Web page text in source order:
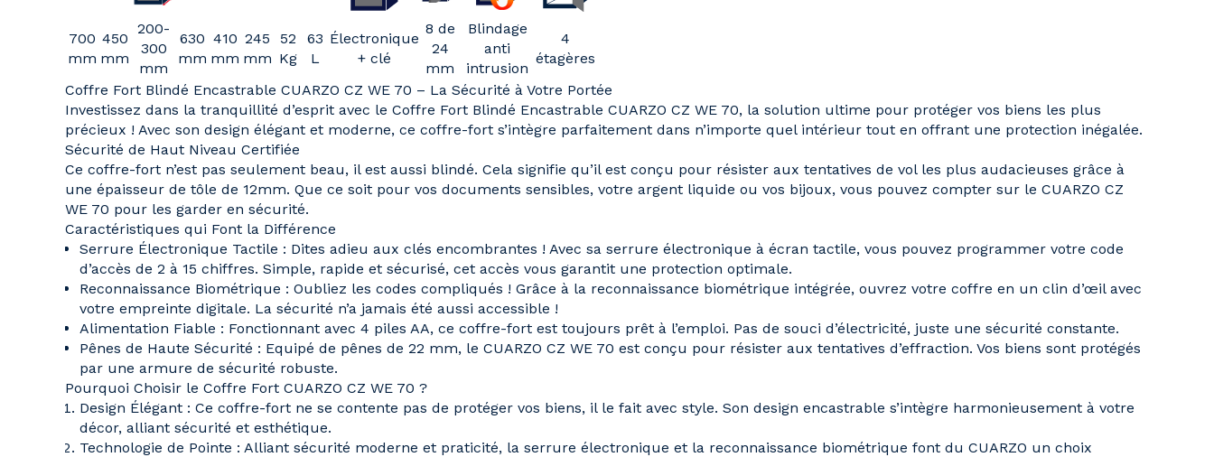
700
mm
450
mm
200-
300
mm
630
mm
410
mm
245
mm
52
Kg
63
L
Électronique
+ clé
8 de
24
mm
Blindage
anti
intrusion
4
étagères
Coffre Fort Blindé Encastrable CUARZO CZ WE 70 – La Sécurité à Votre Portée
Investissez dans la tranquillité d’esprit avec le Coffre Fort Blindé Encastrable CUARZO CZ WE 70, la solution ultime pour protéger vos biens les plus
précieux ! Avec son design élégant et moderne, ce coffre-fort s’intègre parfaitement dans n’importe quel intérieur tout en offrant une protection inégalée.
Sécurité de Haut Niveau Certifiée
Ce coffre-fort n’est pas seulement beau, il est aussi blindé. Cela signifie qu’il est conçu pour résister aux tentatives de vol les plus audacieuses grâce à
une épaisseur de tôle de 12mm. Que ce soit pour vos documents sensibles, votre argent liquide ou vos bijoux, vous pouvez compter sur le CUARZO CZ
WE 70 pour les garder en sécurité.
Caractéristiques qui Font la Différence
Serrure Électronique Tactile : Dites adieu aux clés encombrantes ! Avec sa serrure électronique à écran tactile, vous pouvez programmer votre code
d’accès de 2 à 15 chiffres. Simple, rapide et sécurisé, cet accès vous garantit une protection optimale.
Reconnaissance Biométrique : Oubliez les codes compliqués ! Grâce à la reconnaissance biométrique intégrée, ouvrez votre coffre en un clin d’œil avec
votre empreinte digitale. La sécurité n’a jamais été aussi accessible !
Alimentation Fiable : Fonctionnant avec 4 piles AA, ce coffre-fort est toujours prêt à l’emploi. Pas de souci d’électricité, juste une sécurité constante.
Pênes de Haute Sécurité : Equipé de pênes de 22 mm, le CUARZO CZ WE 70 est conçu pour résister aux tentatives d’effraction. Vos biens sont protégés
par une armure de sécurité robuste.
Pourquoi Choisir le Coffre Fort CUARZO CZ WE 70 ?
Design Élégant : Ce coffre-fort ne se contente pas de protéger vos biens, il le fait avec style. Son design encastrable s’intègre harmonieusement à votre
décor, alliant sécurité et esthétique.
Technologie de Pointe : Alliant sécurité moderne et praticité, la serrure électronique et la reconnaissance biométrique font du CUARZO un choix